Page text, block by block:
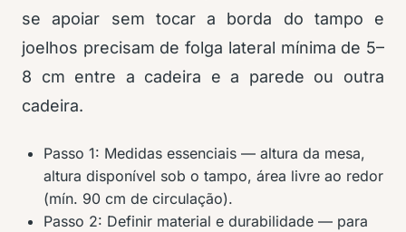
se apoiar sem tocar a borda do tampo e
joelhos precisam de folga lateral mínima de 5–
8 cm entre a cadeira e a parede ou outra
cadeira.
Passo 1: Medidas essenciais — altura da mesa,
altura disponível sob o tampo, área livre ao redor
(mín. 90 cm de circulação).
Passo 2: Definir material e durabilidade — para